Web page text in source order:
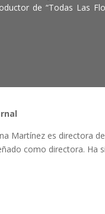
de “Todas Las
Martínez es directora
como directora. Ha